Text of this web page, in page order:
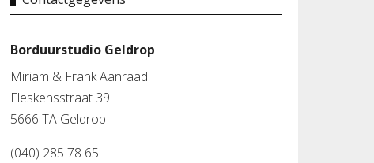
Borduurstudio Geldrop
Miriam & Frank Aanraad
Fleskensstraat 39
5666 TA Geldrop
(040) 285 78 65